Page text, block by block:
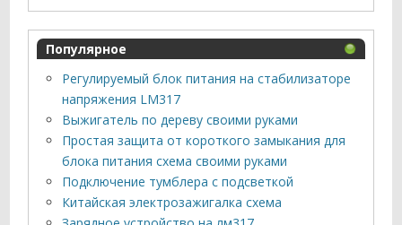
Популярное
Регулируемый блок питания на стабилизаторе
напряжения LM317
Выжигатель по дереву своими руками
Простая защита от короткого замыкания для
блока питания схема своими руками
Подключение тумблера с подсветкой
Китайская электрозажигалка схема